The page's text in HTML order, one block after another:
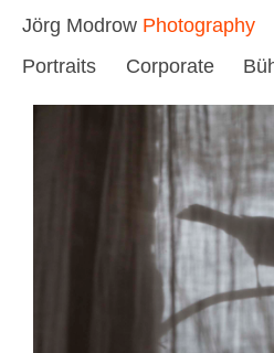
Jörg Modrow Photography
Portraits Corporate